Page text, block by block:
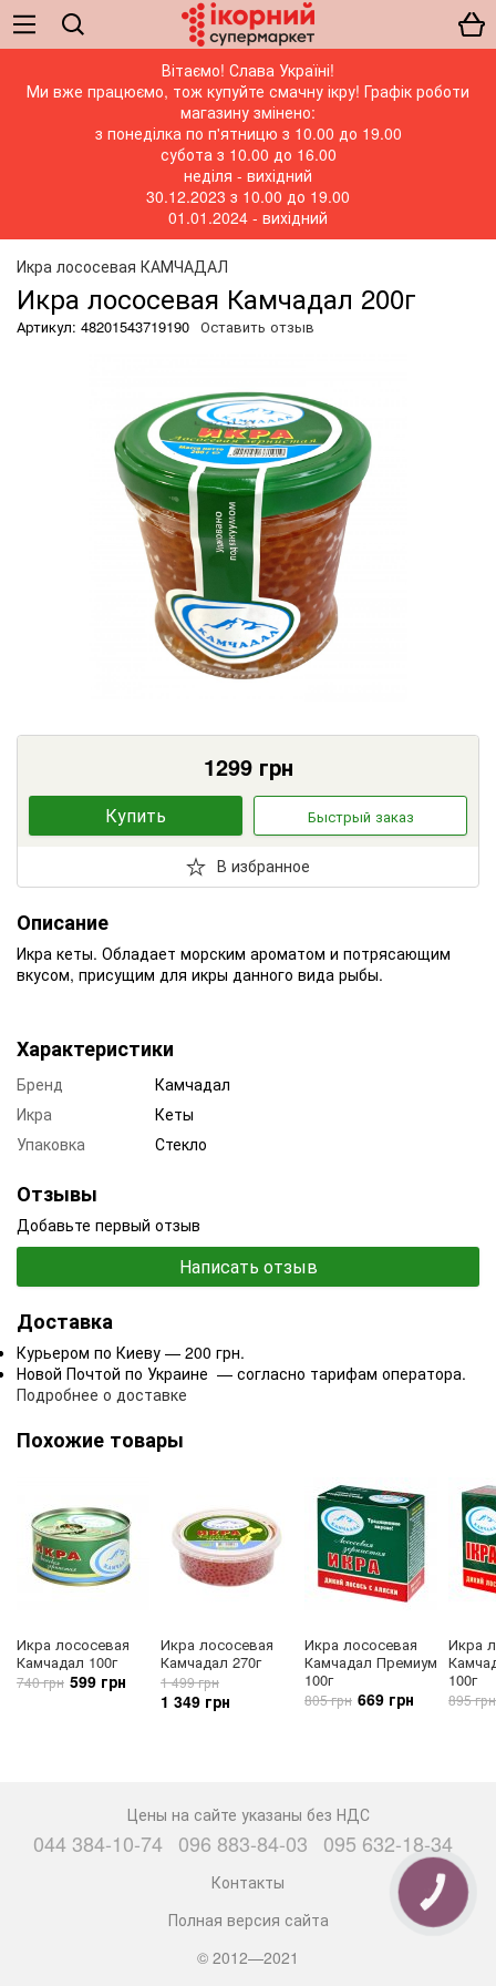
Вітаємо! Слава Україні!
Ми вже працюємо, тож купуйте смачну ікру! Графік роботи
магазину змінено:
з понеділка по п'ятницю з 10.00 до 19.00
субота з 10.00 до 16.00
неділя - вихідний
30.12.2023 з 10.00 до 19.00
01.01.2024 - вихідний
Икра лососевая КАМЧАДАЛ
Икра лососевая Камчадал 200г
Артикул: 48201543719190 Оставить отзыв
1299грн
Купить Быстрый заказ
В избранное
Описание
Икра кеты. Обладает морским ароматом и потрясающим
вкусом, присущим для икры данного вида рыбы.
Характеристики
Бренд
Камчадал
Икра
Кеты
Упаковка
Стекло
Отзывы
Добавьте первый отзыв
Написать отзыв
Доставка
Курьером по Киеву — 200 грн.
Новой Почтой по Украине — согласно тарифам оператора.
Подробнее о доставке
Похожие товары
Икра лососевая
Камчадал 100г
740 грн 599 грн
Икра лососевая
Камчадал 270г
1 499 грн
1 349 грн
Икра лососевая
Камчадал Премиум
100г
805 грн 669 грн
Икра
100г
895 грн
Цены на сайте указаны без НДС
044 384-10-74 096 883-84-03 095 632-18-34
Контакты
Полная версия сайта
© 2012—2021
КНОПКА
СВЯЗИ